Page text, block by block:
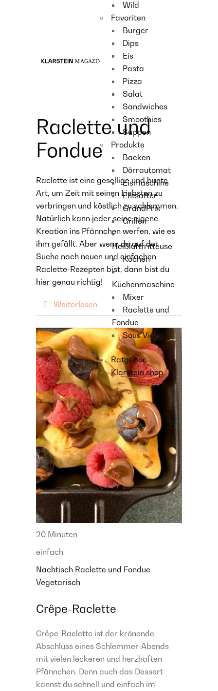
Wild
Favoriten
Burger
Dips
Eis
Pasta
Pizza
Salat
Sandwiches
Smoothies
Suppen
Produkte
Backen
Dörrautomat
Eismaschine
Entsafter
GrandPrix
Grillen
Heißluftfritteuse
Kochen
Küchenmaschine
Mixer
Raclette und
Fondue
Sous Vide
Ratgeber
Klarstein shop
Raclette und
Fondue
Raclette ist eine gesellige und bunte
Art, um Zeit mit seinen Liebsten zu
verbringen und köstlich zu schlemmen.
Natürlich kann jeder seine eigene
Kreation ins Pfännchen werfen, wie es
ihm gefällt. Aber wenn du auf der
Suche nach neuen und einfachen
Raclette-Rezepten bist, dann bist du
hier genau richtig!
Weiterlesen
20 Minuten
einfach
Nachtisch Raclette und Fondue
Vegetarisch
Crêpe-Raclette
Crêpe-Raclette ist der krönende
Abschluss eines Schlemmer-Abends
mit vielen leckeren und herzhaften
Pfännchen. Denn auch das Dessert
kannst du schnell und einfach im